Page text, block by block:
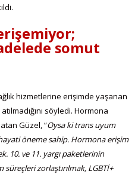
somut
hizmetlerine erişimde yaşanan
söyledi. Hormona
Güzel, “Oysa ki trans uyum
öneme sahip. Hormona erişim
10. ve 11. yargı paketlerinin
zorlaştırılmak, LGBTİ+